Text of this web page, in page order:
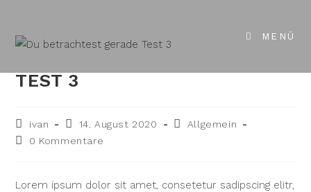
springen
MENÜ
TEST 3
Beitrags-
Autor:
ivan
Beitrag
veröffentlicht:
14. August 2020
Beitrags-
Allgemein
Beitrags-
0 Kommentare
Lorem ipsum dolor sit amet, consetetur sadipscing elitr,